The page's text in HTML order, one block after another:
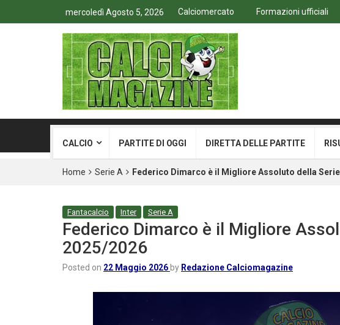
mercoledì Agosto 5, 2026 Calciomercato Formazioni ufficiali
CALCIO PARTITE DI OGGI DIRETTA DELLE PARTITE
Home Serie A Federico Dimarco è il Migliore Assoluto della Serie
Fantacalcio Inter Serie A
Federico Dimarco è il Migliore
2025/2026
Posted on 22 Maggio 2026 by Redazione Calciomagazine